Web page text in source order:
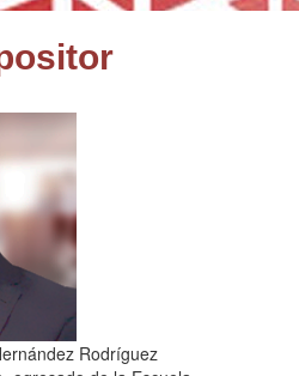
Rodríguez